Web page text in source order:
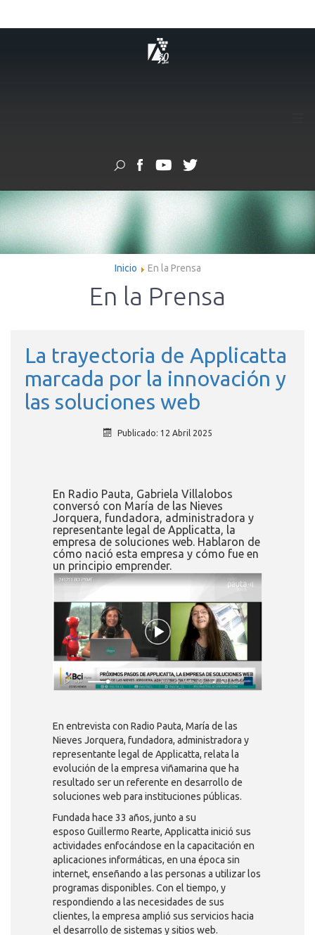
Inicio En la Prensa
En la Prensa
La trayectoria de Applicatta
marcada por la innovación y
las soluciones web
Publicado: 12 Abril 2025
En Radio Pauta, Gabriela Villalobos
conversó con María de las Nieves
Jorquera, fundadora, administradora y
representante legal de Applicatta, la
empresa de soluciones web. Hablaron de
cómo nació esta empresa y cómo fue en
un principio emprender.
En entrevista con Radio Pauta, María de las
Nieves Jorquera, fundadora, administradora y
representante legal de Applicatta, relata la
evolución de la empresa viñamarina que ha
resultado ser un referente en desarrollo de
soluciones web para instituciones públicas.
Fundada hace 33 años, junto a su
esposo Guillermo Rearte, Applicatta inició sus
actividades enfocándose en la capacitación en
aplicaciones informáticas, en una época sin
internet, enseñando a las personas a utilizar los
programas disponibles. Con el tiempo, y
respondiendo a las necesidades de sus
clientes, la empresa amplió sus servicios hacia
el desarrollo de sistemas y sitios web.